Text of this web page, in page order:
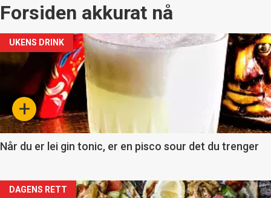
Forsiden akkurat nå
+
UKENS DRINK
Når du er lei gin tonic, er en pisco sour det du trenger
Forsiden
DAGENS RETT